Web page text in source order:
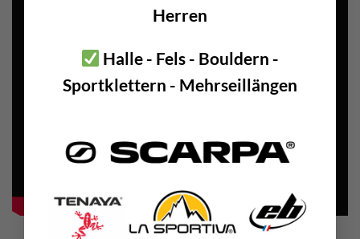
Herren
Halle - Fels - Bouldern -
Sportklettern - Mehrseillängen